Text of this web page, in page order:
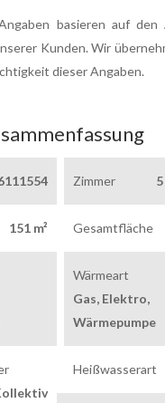
basieren auf den
Kunden. Wir
dieser Angaben.
Zimmer
151 m² Gesamtfläche
Wärmeart
Gas, Elektro,
Wärmepumpe
Heißwasserart